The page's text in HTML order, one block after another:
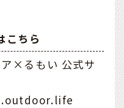
こちら
×るもい 公式サ